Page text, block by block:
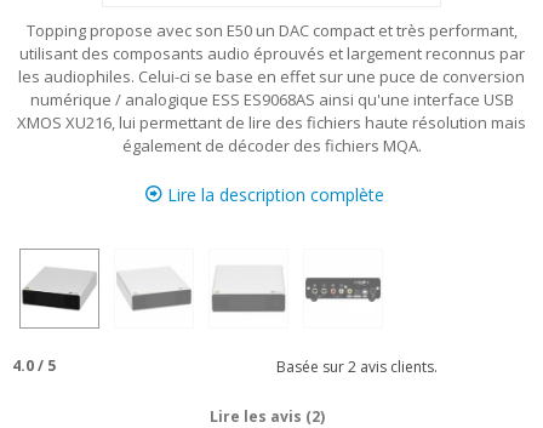
Topping propose avec son E50 un DAC compact et très performant,
utilisant des composants audio éprouvés et largement reconnus par
les audiophiles. Celui-ci se base en effet sur une puce de conversion
numérique / analogique ESS ES9068AS ainsi qu'une interface USB
XMOS XU216, lui permettant de lire des fichiers haute résolution mais
également de décoder des fichiers MQA.
Lire la description complète
4.0/ 5 Basée sur2 avis clients.
Lire les avis (2)